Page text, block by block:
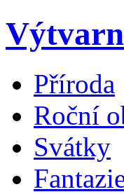
Příroda
Roční
Svátky